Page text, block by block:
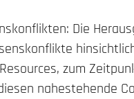
Die
zum
nahestehende